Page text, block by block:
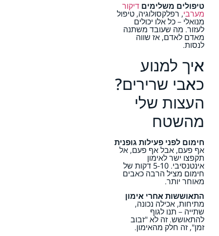
טיפולים משלימים דיקור
מערבי, רפלקסולוגיה, טיפול
מנואלי – כל אלו יכולים
לעזור. מה שעובד משתנה
מאדם לאדם, אז שווה
לנסות.
איך למנוע
כאבי שרירים?
העצות שלי
מהשטח
חימום לפני פעילות גופנית
אף פעם, אבל אף פעם, אל
תקפצו ישר לאימון
אינטנסיבי. 5-10 דקות של
חימום מציל הרבה כאבים
מאוחר יותר.
התאוששות אחרי אימון
מתיחות, אכילה נכונה,
שתייה – תנו לגוף
להתאושש. זה לא "זבוב
זמן", זה חלק מהאימון.